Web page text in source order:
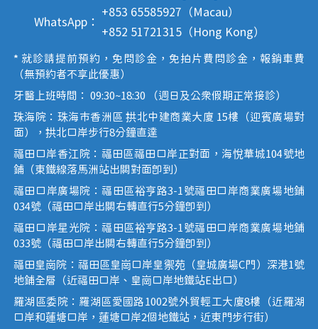
WhatsApp：
+853 65585927（Macau）
+852 51721315（Hong Kong）
* 就診請提前預約，免問診金，免拍片費問診金，報銷車費
（無預約者不享此優惠）
牙醫上班時間： 09:30~18:30 （週日及公眾假期正常接診）
珠海院：珠海市香洲區 拱北中建商業大廈 15樓（迎賓廣場對
面），拱北口岸步行8分鐘直達
福田口岸香江院：福田區福田口岸正對面，海悅華城104號地
鋪（東鐵線落馬洲站出關對面即到）
福田口岸廣場院：福田區裕亨路3-1號福田口岸商業廣場地鋪
034號（福田口岸出關右轉直行5分鐘即到）
福田口岸星光院：福田區裕亨路3-1號福田口岸商業廣場地鋪
033號（福田口岸出關右轉直行5分鐘即到）
福田皇崗院：福田區皇崗口岸皇禦苑（皇城廣場C門）深港1號
地鋪全層（近福田口岸、皇崗口岸地鐵站E出口）
羅湖區委院：羅湖區愛國路1002號外貿輕工大廈8樓（近羅湖
口岸和蓮塘口岸，蓮塘口岸2個地鐵站，近東門步行街）